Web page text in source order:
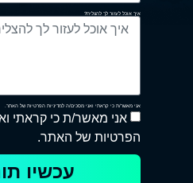
איך אוכל לעזור לך להצליח?
אני מאשר/ת כי קראתי ואני מסכים/ה למדיניות הפרטיות של האתר.
אני מאשר/ת כי קראתי
הפרטיות של האתר.
עכשיו